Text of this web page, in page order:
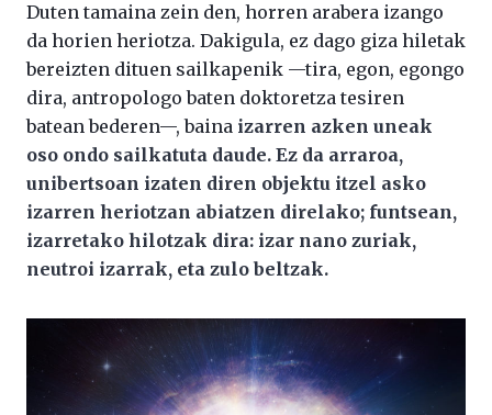
Duten tamaina zein den, horren arabera izango
da horien heriotza. Dakigula, ez dago giza hiletak
bereizten dituen sailkapenik —tira, egon, egongo
dira, antropologo baten doktoretza tesiren
batean bederen—, baina izarren azken uneak
oso ondo sailkatuta daude. Ez da arraroa,
unibertsoan izaten diren objektu itzel asko
izarren heriotzan abiatzen direlako; funtsean,
izarretako hilotzak dira: izar nano zuriak,
neutroi izarrak, eta zulo beltzak.